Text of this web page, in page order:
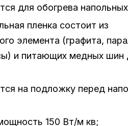
для обогрева
пленка состоит из
элемента (графита,
и питающих медных шин
на подложку перед
150 Вт/м кв;